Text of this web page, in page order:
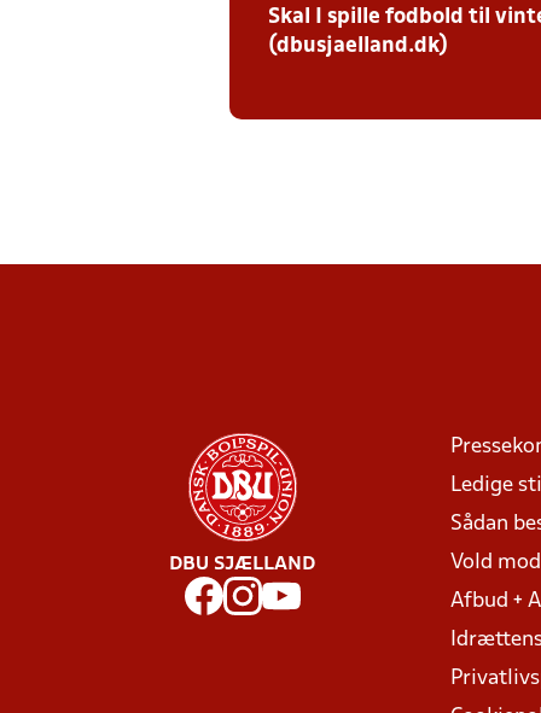
Skal I spille fodbold til
(dbusjaelland.dk)
DBU SJÆLLAND
Ledige
Sådan
Vold
Afbud +